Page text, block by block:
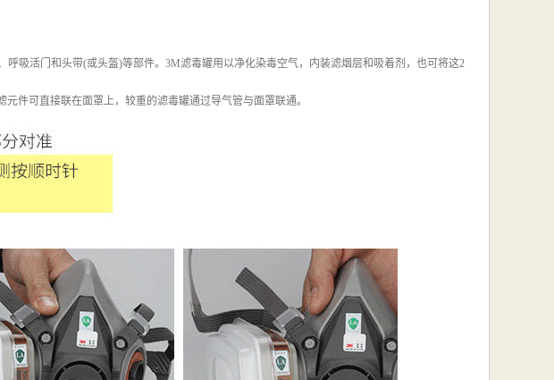
吸活门和头带(或头盔)等部件。3M滤毒罐用以净化染毒空气，内装滤烟层和吸着剂，也可将这2
件可直接联在面罩上，较重的滤毒罐通过导气管与面罩联通。